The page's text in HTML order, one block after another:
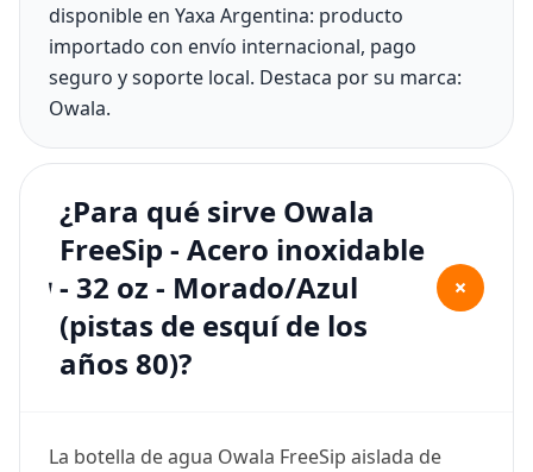
disponible en Yaxa Argentina: producto
importado con envío internacional, pago
seguro y soporte local. Destaca por su marca:
Owala.
¿Para qué sirve Owala
FreeSip - Acero inoxidable
- 32 oz - Morado/Azul
(pistas de esquí de los
años 80)?
+
La botella de agua Owala FreeSip aislada de